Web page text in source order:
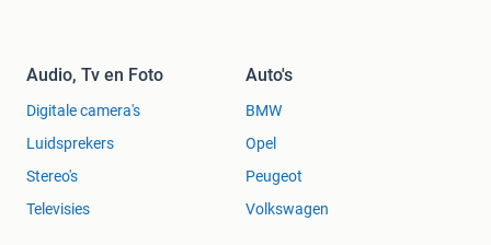
Audio, Tv en Foto
Digitale camera's
Luidsprekers
Stereo's
Televisies
Auto's
BMW
Opel
Peugeot
Volkswagen